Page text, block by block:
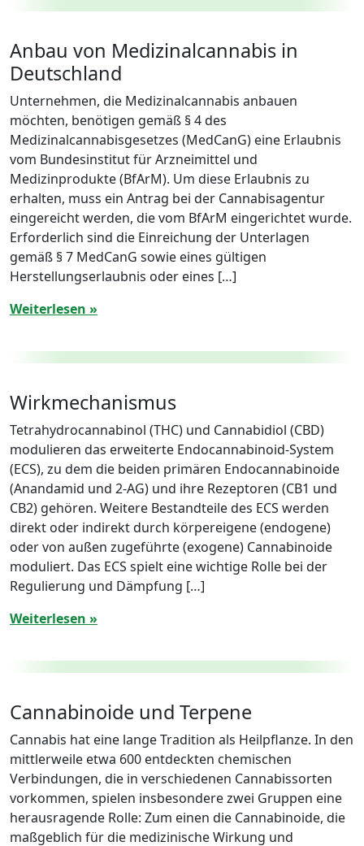
Anbau von Medizinalcannabis in
Deutschland
Unternehmen, die Medizinalcannabis anbauen
möchten, benötigen gemäß § 4 des
Medizinalcannabisgesetzes (MedCanG) eine Erlaubnis
vom Bundesinstitut für Arzneimittel und
Medizinprodukte (BfArM). Um diese Erlaubnis zu
erhalten, muss ein Antrag bei der Cannabisagentur
eingereicht werden, die vom BfArM eingerichtet wurde.
Erforderlich sind die Einreichung der Unterlagen
gemäß § 7 MedCanG sowie eines gültigen
Herstellungserlaubnis oder eines […]
Weiterlesen »
Wirkmechanismus
Tetrahydrocannabinol (THC) und Cannabidiol (CBD)
modulieren das erweiterte Endocannabinoid-System
(ECS), zu dem die beiden primären Endocannabinoide
(Anandamid und 2-AG) und ihre Rezeptoren (CB1 und
CB2) gehören. Weitere Bestandteile des ECS werden
direkt oder indirekt durch körpereigene (endogene)
oder von außen zugeführte (exogene) Cannabinoide
moduliert. Das ECS spielt eine wichtige Rolle bei der
Regulierung und Dämpfung […]
Weiterlesen »
Cannabinoide und Terpene
Cannabis hat eine lange Tradition als Heilpflanze. In den
mittlerweile etwa 600 entdeckten chemischen
Verbindungen, die in verschiedenen Cannabissorten
vorkommen, spielen insbesondere zwei Gruppen eine
herausragende Rolle: Zum einen die Cannabinoide, die
maßgeblich für die medizinische Wirkung und